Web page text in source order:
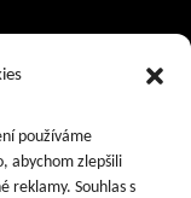
používáme
abychom zlepšili
reklamy. Souhlas s